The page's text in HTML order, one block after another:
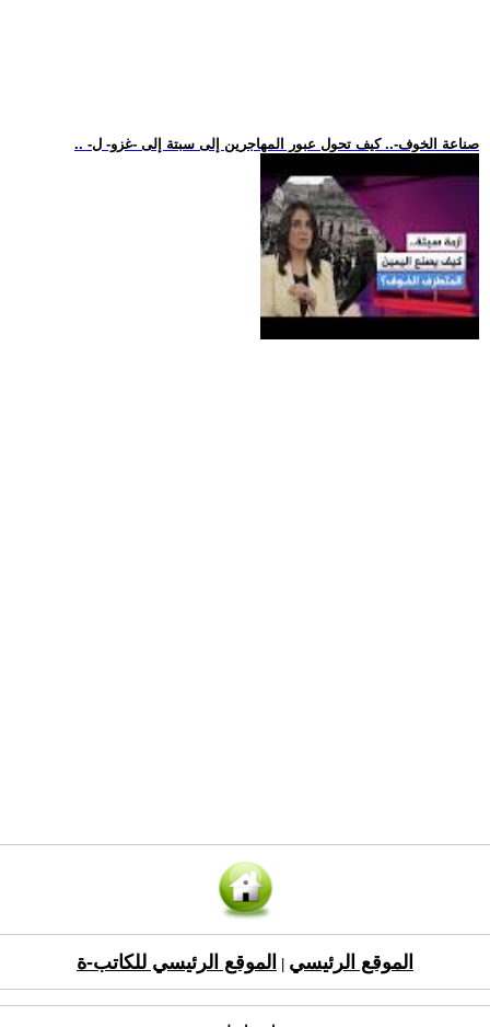
.. -صناعة الخوف-.. كيف تحول عبور المهاجرين إلى سبتة إلى -غزو- ل
الموقع الرئيسي الموقع الرئيسي للكاتب-ة